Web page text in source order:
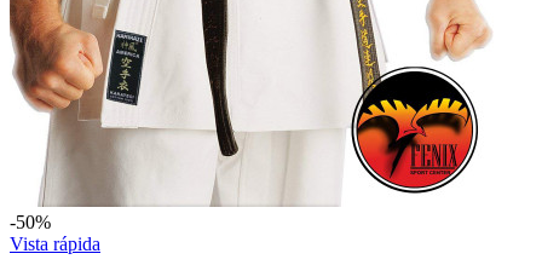
-50%
Vista rápida